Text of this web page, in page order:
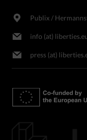
Publix​ /
info (at)
press (at)